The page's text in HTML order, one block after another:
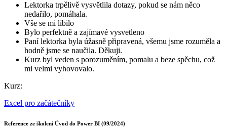
Lektorka trpělivě vysvětlila dotazy, pokud se nám něco
nedařilo, pomáhala.
Vše se mi líbilo
Bylo perfektně a zajímavé vysvetleno
Paní lektorka byla úžasně připravená, všemu jsme rozuměla a
hodně jsme se naučila. Děkuji.
Kurz byl veden s porozuměním, pomalu a beze spěchu, což
mi velmi vyhovovalo.
Kurz:
Excel pro začátečníky
Reference ze školení Úvod do Power BI (09/2024)